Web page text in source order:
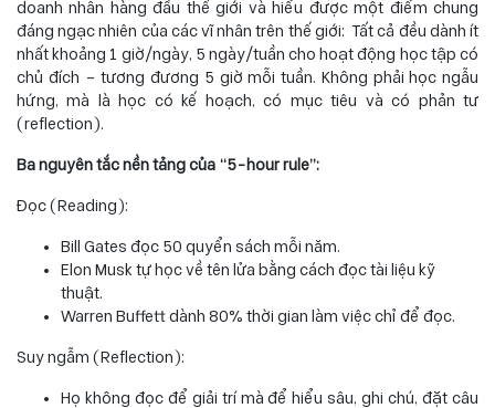
doanh nhân hàng đầu thế giới và hiểu được một điểm chung
đáng ngạc nhiên của các vĩ nhân trên thế giới: Tất cả đều dành ít
nhất khoảng 1 giờ/ngày, 5 ngày/tuần cho hoạt động học tập có
chủ đích – tương đương 5 giờ mỗi tuần. Không phải học ngẫu
hứng, mà là học có kế hoạch, có mục tiêu và có phản tư
(reflection).
Ba nguyên tắc nền tảng của “5-hour rule”:
Đọc (Reading):
Bill Gates đọc 50 quyển sách mỗi năm.
Elon Musk tự học về tên lửa bằng cách đọc tài liệu kỹ
thuật.
Warren Buffett dành 80% thời gian làm việc chỉ để đọc.
Suy ngẫm (Reflection):
Họ không đọc để giải trí mà để hiểu sâu, ghi chú, đặt câu